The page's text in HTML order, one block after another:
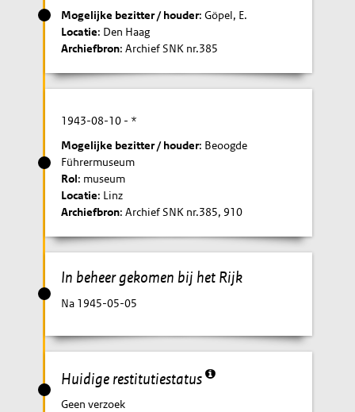
Mogelijke bezitter / houder: Göpel, E.
Locatie: Den Haag
Archiefbron: Archief SNK nr.385
1943-08-10 - *
Mogelijke bezitter / houder: Beoogde
Führermuseum
Rol: museum
Locatie: Linz
Archiefbron: Archief SNK nr.385, 910
In beheer gekomen bij het Rijk
Na 1945-05-05
Huidige restitutiestatus
Geen verzoek